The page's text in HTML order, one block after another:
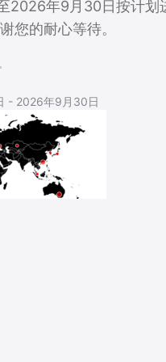
年9月30日按计划
您的耐心等待。
- 2026年9月30日